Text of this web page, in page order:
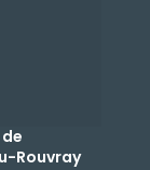
Rouvray